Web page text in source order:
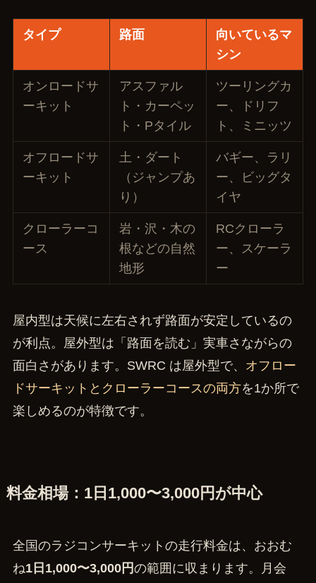
タイプ 路面
向いているマ
シン
オンロードサ
ーキット
アスファル
ト・カーペッ
ト・Pタイル
ツーリングカ
ー、ドリフ
ト、ミニッツ
オフロードサ
ーキット
土・ダート
（ジャンプあ
り）
バギー、ラリ
ー、ビッグタ
イヤ
クローラーコ
ース
岩・沢・木の
根などの自然
地形
RCクローラ
ー、スケーラ
ー
屋内型は天候に左右されず路面が安定しているの
が利点。屋外型は「路面を読む」実車さながらの
面白さがあります。SWRC は屋外型で、 オフロー
ドサーキットとクローラーコースの両方を1か所で
楽しめるのが特徴です。
料金相場：1日1,000〜3,000円が中心
全国のラジコンサーキットの走行料金は、おおむ
ね1日1,000〜3,000円の範囲に収まります。月会